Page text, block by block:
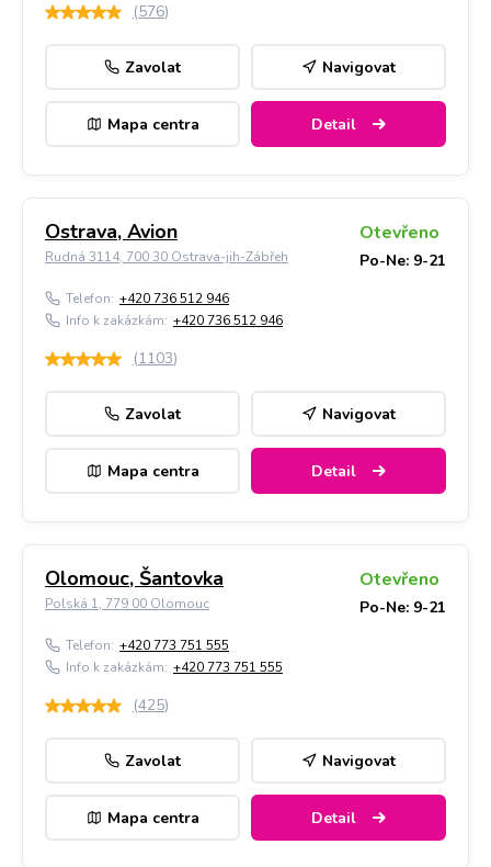
(576)
Zavolat Navigovat
Mapa centra Detail
Ostrava, Avion
Rudná 3114, 700 30 Ostrava-jih-Zábřeh
Otevřeno
Po-Ne: 9-21
Telefon: +420 736 512 946
Info k zakázkám: +420 736 512 946
(1103)
Zavolat Navigovat
Mapa centra Detail
Olomouc, Šantovka
Polská 1, 779 00 Olomouc
Otevřeno
Po-Ne: 9-21
Telefon: +420 773 751 555
Info k zakázkám: +420 773 751 555
(425)
Zavolat Navigovat
Mapa centra Detail